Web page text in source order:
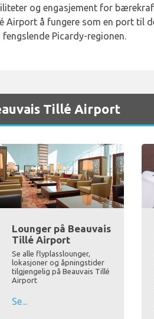
og engasjement for
Airport å fungere som en port til
Picardy-regionen.
Tillé Airport
Lounger på Beauvais
Tillé Airport
Se alle flyplasslounger,
lokasjoner og åpningstider
tilgjengelig på Beauvais Tillé
Airport
Se...